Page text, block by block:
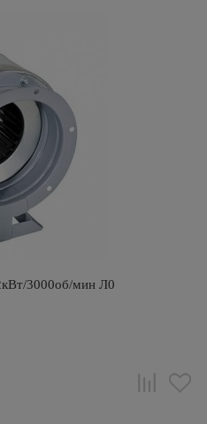
3000об/мин Л0